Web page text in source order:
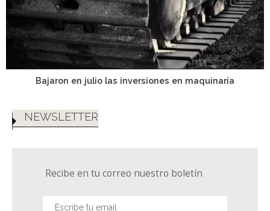
Bajaron en julio las inversiones en maquinaria
NEWSLETTER
Recibe en tu correo nuestro boletín